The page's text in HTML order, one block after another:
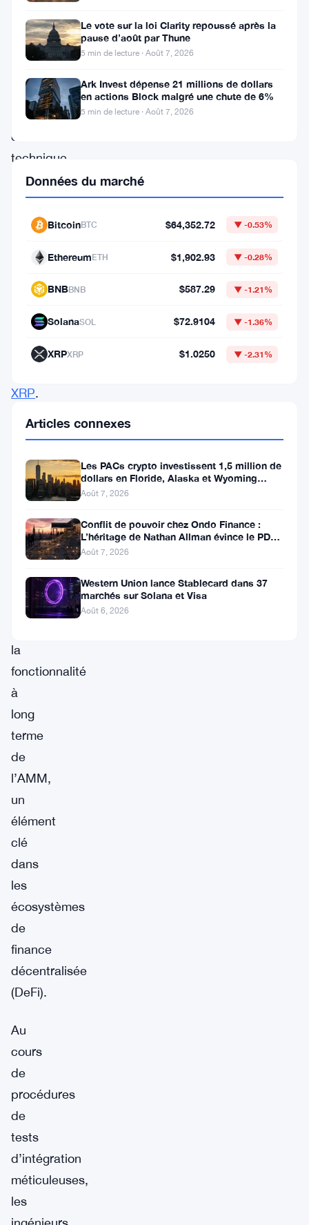
Ripple
Labs,
abordé
défi
technique
significatif
sein
Market
Maker
(AMM)
XRP.
résolution
intervient
après
des
tests
d’intégration
rigoureux
visant
la
fonctionnalité
à
long
terme
de
l’AMM,
un
élément
clé
dans
les
écosystèmes
de
finance
décentralisée
(DeFi).
Au
cours
de
procédures
de
tests
d’intégration
méticuleuses,
les
Le vote sur la loi Clarity repoussé après la
pause d’août par Thune
5 min de lecture · Août 7, 2026
Ark Invest dépense 21 millions de dollars
en actions Block malgré une chute de 6%
5 min de lecture · Août 7, 2026
Données du marché
BitcoinBTC $64,352.72 ▼ -0.53%
EthereumETH $1,902.93 ▼ -0.28%
BNBBNB $587.29 ▼ -1.21%
SolanaSOL $72.9104 ▼ -1.36%
XRPXRP $1.0250 ▼ -2.31%
Articles connexes
Les PACs crypto investissent 1,5 million de
dollars en Floride, Alaska et Wyoming
après un revers au Michigan
Août 7, 2026
Conflit de pouvoir chez Ondo Finance :
L’héritage de Nathan Allman évince le PDG
Ian De Bode le 24 juillet
Août 7, 2026
Western Union lance Stablecard dans 37
marchés sur Solana et Visa
Août 6, 2026